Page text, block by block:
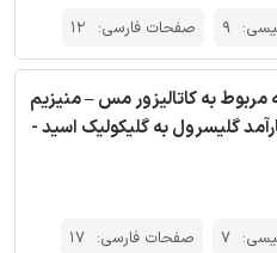
9 صفحات فارسی: 12
مربوط به کاتالیزور مس – منیزیم
گلیسرول به گلیکولیک اسید -
7 صفحات فارسی: 17